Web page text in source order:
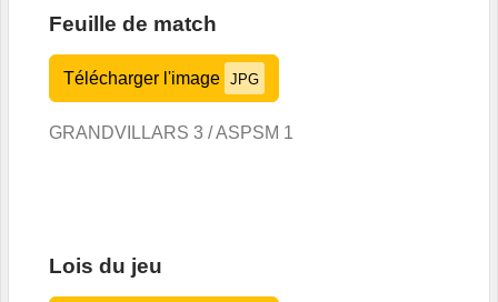
Feuille de match
Télécharger l'image JPG
GRANDVILLARS 3 / ASPSM 1
Lois du jeu